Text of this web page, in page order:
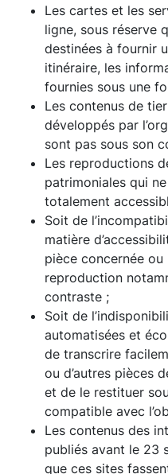
Les cartes et les
ligne, sous réserve
destinées à fournir
itinéraire, les
fournies sous une
Les contenus de
développés par
sont pas sous son
Les reproductions
patrimoniales qui
totalement
Soit de
matière
pièce concernée ou
reproduction
contraste ;
Soit de
automatisées et
de transcrire
ou d’autres pièces
et de le restituer
compatible avec
Les contenus des
publiés avant le 23
que ces sites